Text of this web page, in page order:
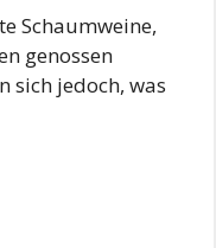
Schaumweine,
genossen
sich jedoch, was